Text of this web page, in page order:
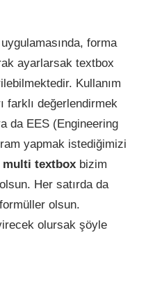
forma
ayarlarsak textbox
Kullanım
farklı değerlendirmek
da EES (Engineering
yapmak istediğimizi
multi textbox bizim
Her satırda da
olsun.
olursak şöyle